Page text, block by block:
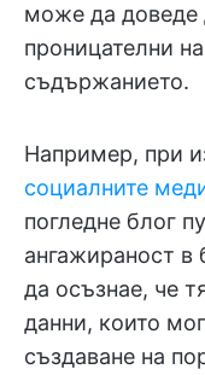
може да доведе
проницателни
съдържанието.
Например, при
социалните
погледне блог
ангажираност в
да осъзнае, че
данни, които
създаване на